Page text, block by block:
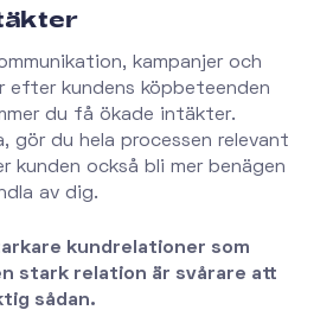
kampanjer och
efter kundens köpbeteenden
du få ökade intäkter.
gör du hela processen relevant
kunden också bli mer benägen
av dig.
kundrelationer som
stark relation är svårare att
sådan.